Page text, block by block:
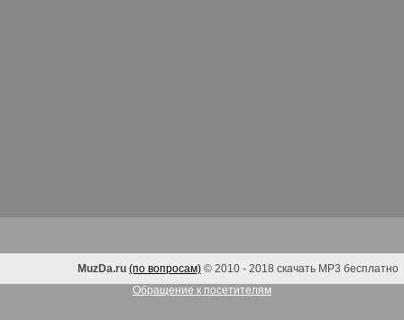
MuzDa.ru (по вопросам) © 2010 - 2018 скачать MP3 бесплатно
Обращение к посетителям